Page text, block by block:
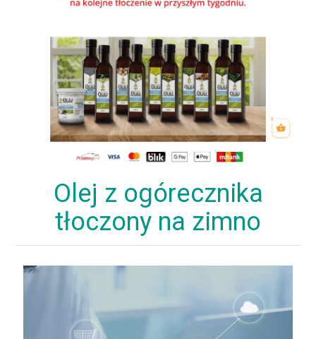
Olej z ogórecznika
tłoczony na zimno